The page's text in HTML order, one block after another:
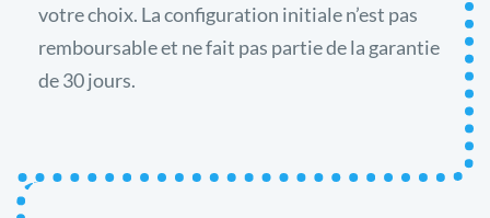
votre choix. La configuration initiale n’est pas
remboursable et ne fait pas partie de la garantie
de 30 jours.